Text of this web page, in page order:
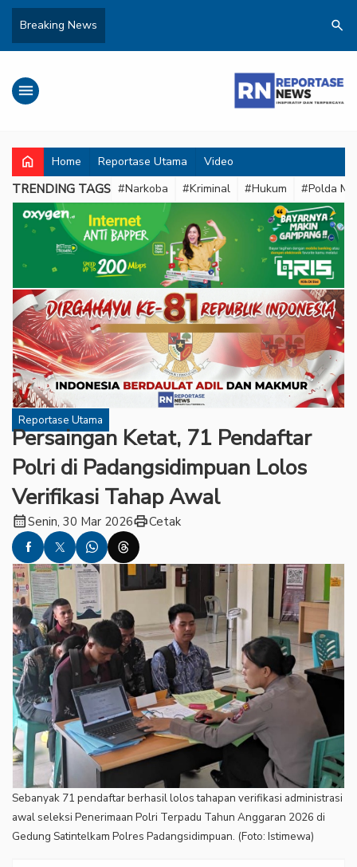
Breaking News search
menu
home Home Reportase Utama Video
TRENDING TAGS #Narkoba #Kriminal #Hukum #Polda
Reportase Utama
Persaingan Ketat, 71 Pendaftar
Polri di Padangsidimpuan Lolos
Verifikasi Tahap Awal
calendar_monthSenin, 30 Mar 2026printCetak
Sebanyak 71 pendaftar berhasil lolos tahapan verifikasi administrasi
awal seleksi Penerimaan Polri Terpadu Tahun Anggaran 2026 di
Gedung Satintelkam Polres Padangsidimpuan. (Foto: Istimewa)